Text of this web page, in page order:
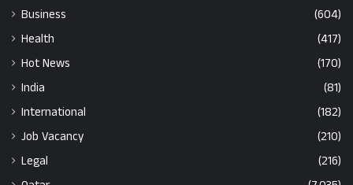
Business
(604)
Health
(417)
Hot News
(170)
India
(81)
International
(182)
Job Vacancy
(210)
Legal
(216)